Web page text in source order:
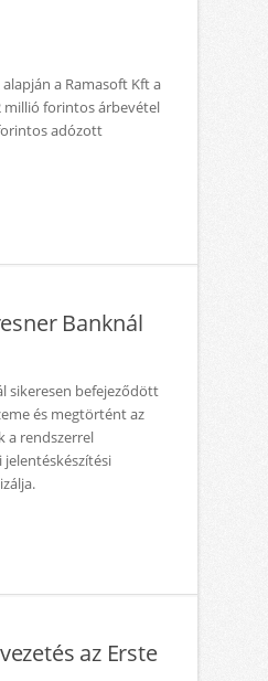
a Ramasoft Kft a
millió forintos árbevétel
adózott
Banknál
sikeresen befejeződött
és megtörtént az
a rendszerrel
jelentéskészítési
az Erste